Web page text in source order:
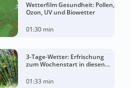
Wetterfilm Gesundheit: Pollen,
Ozon, UV und Biowetter
01:30 min
3-Tage-Wetter: Erfrischung
zum Wochenstart in diesen
01:33 min